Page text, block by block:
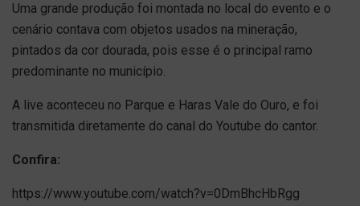
Uma grande produção foi montada no local do evento e o
cenário contava com objetos usados na mineração,
pintados da cor dourada, pois esse é o principal ramo
predominante no município.
A live aconteceu no Parque e Haras Vale do Ouro, e foi
transmitida diretamente do canal do Youtube do cantor.
Confira:
https://www.youtube.com/watch?v=0DmBhcHbRgg